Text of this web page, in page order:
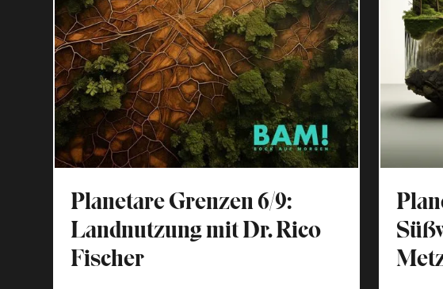
Planetare Grenzen 6/9:
Landnutzung mit Dr. Rico
Fischer